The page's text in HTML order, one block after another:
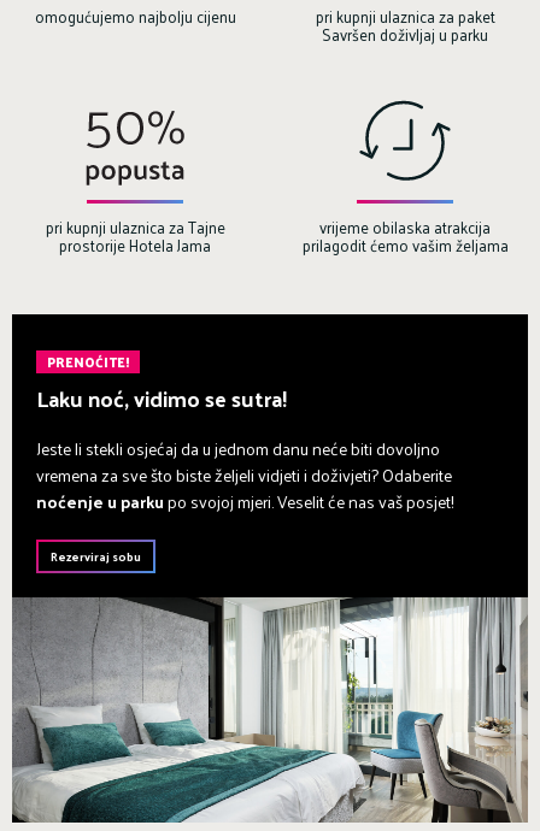
omogućujemo najbolju cijenu pri kupnji ulaznica za paket
Savršen doživljaj u parku
pri kupnji ulaznica za Tajne
prostorije Hotela Jama
vrijeme obilaska atrakcija
prilagodit ćemo vašim željama
PRENOĆITE!
Laku noć, vidimo se sutra!
Jeste li stekli osjećaj da u jednom danu neće biti dovoljno
vremena za sve što biste željeli vidjeti i doživjeti? Odaberite
noćenje u parkupo svojoj mjeri. Veselit će nas vaš posjet!
Rezerviraj sobu